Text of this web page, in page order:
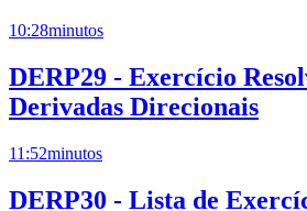
10:28minutos
DERP29 - Exercício
Derivadas Direcionais
11:52minutos
DERP30 - Lista de